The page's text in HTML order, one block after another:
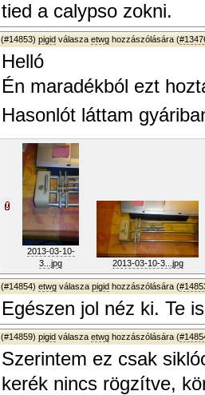
tied a calypso zokni.
(#14853) pigid válasza etwg hozzászólására (
Helló
Én maradékból ezt
Hasonlót láttam
2013-03-10-
3...jpg
2013-03-10-3...jpg
(#14854) etwg válasza pigid hozzászólására (
Egészen jol néz ki. Te
(#14859) pigid válasza etwg hozzászólására (
Szerintem ez csak
kerék nincs rögzítve,